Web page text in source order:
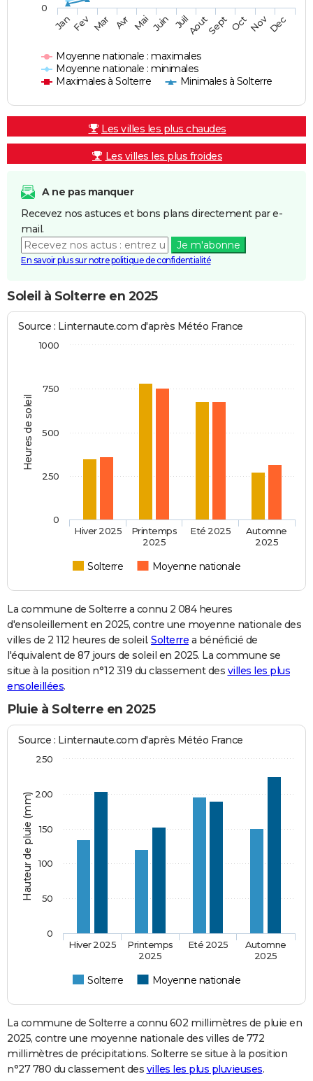
Moyenne nationale : maximales
Moyenne nationale : minimales
Maximales à Solterre
Minimales à Solterre
JanFev Mar Avr Mai Juin JuilAoutSept OctNovDec
0
Les villes les plus chaudes
Les villes les plus froides
A ne pas manquer
Recevez nos astuces et bons plans directement par e-
mail.
Je m'abonne
En savoir plus sur notre politique de confidentialité
Soleil à Solterre en 2025
Heures de soleil
Source : Linternaute.com d'après Météo France
Solterre Moyenne nationale
Hiver 2025
Printemps
2025
Eté 2025
Automne
2025
0
1000
250
500
750
La commune de Solterre a connu 2 084 heures
d'ensoleillement en 2025, contre une moyenne nationale des
villes de 2 112 heures de soleil. Solterre a bénéficié de
l'équivalent de 87 jours de soleil en 2025. La commune se
situe à la position n°12 319 du classement des villes les plus
ensoleillées.
Pluie à Solterre en 2025
Hauteur de pluie (mm)
Source : Linternaute.com d'après Météo France
Solterre Moyenne nationale
Hiver 2025
Printemps
2025
Eté 2025
Automne
2025
0
50
100
150
200
250
La commune de Solterre a connu 602 millimètres de pluie en
2025, contre une moyenne nationale des villes de 772
millimètres de précipitations. Solterre se situe à la position
n°27 780 du classement des villes les plus pluvieuses.